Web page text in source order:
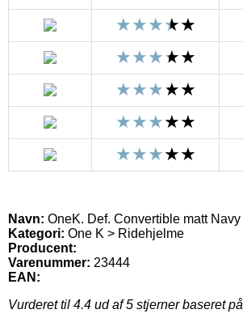
Navn: OneK. Def. Convertible matt Navy
Kategori: One K > Ridehjelme
Producent:
Varenummer: 23444
EAN:
Vurderet til 4.4 ud af 5 stjerner baseret på